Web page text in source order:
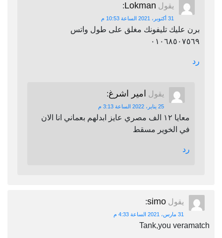
يقول Lokman
:
31 أكتوبر، 2021 الساعة 10:53 م
برن عليك تليفونك مغلق على طول واتس
٠١٠٦٨٥٠٧٥٦٩
رد
يقول امير اشرغ:
25 يناير، 2022 الساعة 3:13 م
معايا ١٢ الف مصري عايز ابدلهم بعماني انا الان
في الخوير مسقط
رد
يقول simo
:
31 مارس، 2021 الساعة 4:33 م
Tank,you veramatch